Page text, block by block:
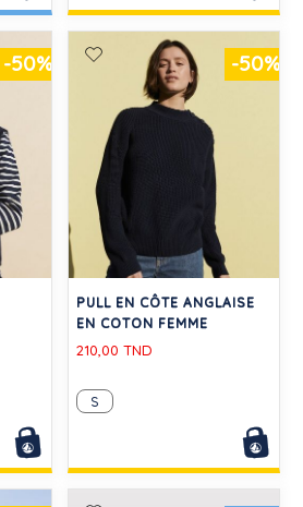
-50% -50%
PULL EN CÔTE ANGLAISE
EN COTON FEMME
210,00 TND
S